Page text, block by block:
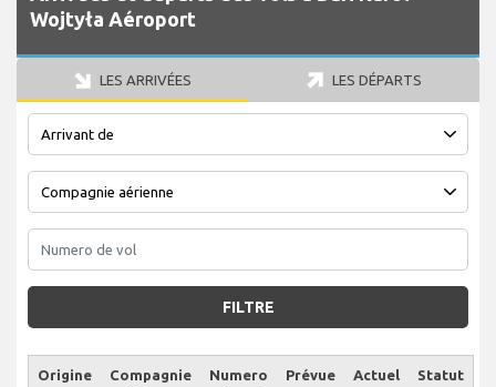
Wojtyła Aéroport
LES ARRIVÉES LES DÉPARTS
FILTRE
Origine
Compagnie
Numero
Prévue Actuel Statut